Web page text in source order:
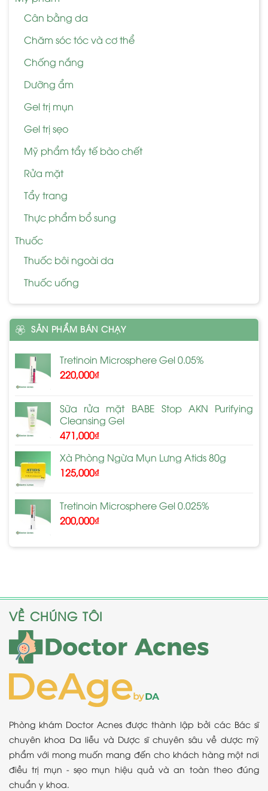
Cân bằng da
Chăm sóc tóc và cơ thể
Chống nắng
Dưỡng ẩm
Gel trị mụn
Gel trị sẹo
Mỹ phẩm tẩy tế bào chết
Rửa mặt
Tẩy trang
Thực phẩm bổ sung
Thuốc
Thuốc bôi ngoài da
Thuốc uống
SẢN PHẨM BÁN CHẠY
Tretinoin Microsphere Gel 0.05%
220,000₫
Sữa rửa mặt BABE Stop AKN Purifying
Cleansing Gel
471,000₫
Xà Phòng Ngừa Mụn Lưng Atids 80g
125,000₫
Tretinoin Microsphere Gel 0.025%
200,000₫
VỀ CHÚNG TÔI
Phòng khám Doctor Acnes được thành lập bởi các Bác sĩ
chuyên khoa Da liễu và Dược sĩ chuyên sâu về dược mỹ
phẩm với mong muốn mang đến cho khách hàng một nơi
điều trị mụn - sẹo mụn hiệu quả và an toàn theo đúng
chuẩn y khoa.